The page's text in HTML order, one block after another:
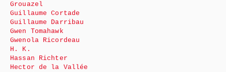
Grouazel
Guillaume Cortade
Guillaume Darribau
Gwen Tomahawk
Gwenola Ricordeau
H. K.
Hassan Richter
Hector de la Vallée